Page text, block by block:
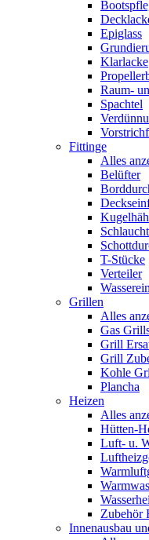
Epiglass
Klarlacke
Raum-
Spachtel
Fittinge
Alles
Belüfter
T-Stücke
Verteiler
Grillen
Alles
Gas
Grill
Grill
Kohle
Plancha
Heizen
Alles
Hütten-
Luft- u.
Zubehör
Innenausbau